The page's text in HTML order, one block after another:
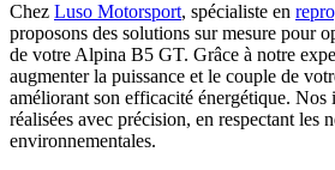
Chez Luso Motorsport, spécialiste en
proposons des solutions sur mesure pour
de votre Alpina B5 GT. Grâce à notre
augmenter la puissance et le couple de
améliorant son efficacité énergétique. Nos
réalisées avec précision, en respectant les
environnementales.